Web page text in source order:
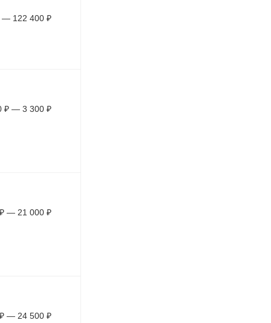
— 122 400 ₽
₽ — 3 300 ₽
₽ — 21 000 ₽
₽ — 24 500 ₽